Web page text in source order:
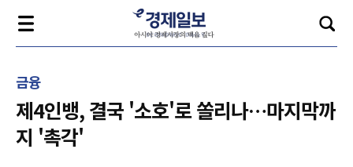
금융
제4인뱅, 결국 '소호'로 쏠리나…마지막까
지 '촉각'